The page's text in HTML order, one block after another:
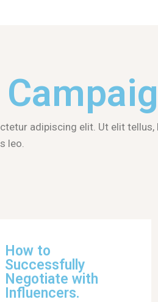
adipiscing elit. Ut elit tellus,
leo.
How to
Successfully
Negotiate with
Influencers.